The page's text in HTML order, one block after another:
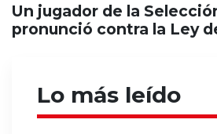
Un jugador de la
pronunció contra la Ley
Lo más leído